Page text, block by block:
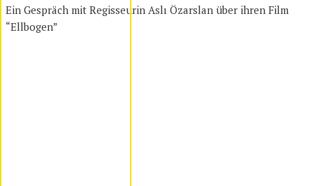
Ein Gespräch mit Regisseurin Aslı Özarslan über ihren Film
“Ellbogen”